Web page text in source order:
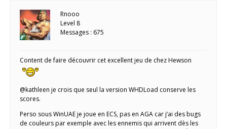
Rnooo
Level 8
Messages : 675
Content de faire découvrir cet excellent jeu de chez Hewson
@kathleen je crois que seul la version WHDLoad conserve les
scores.
Perso sous WinUAE je joue en ECS, pas en AGA car j’ai des bugs
de couleurs par exemple avec les ennemis qui arrivent dès les